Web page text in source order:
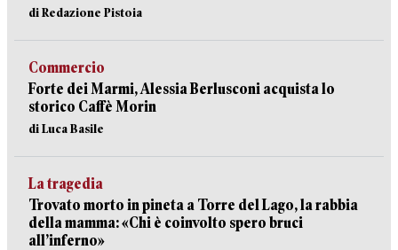
di Redazione Pistoia
Commercio
Forte dei Marmi, Alessia Berlusconi acquista lo
storico Caffè Morin
di Luca Basile
La tragedia
Trovato morto in pineta a Torre del Lago, la rabbia
della mamma: «Chi è coinvolto spero bruci
all’inferno»